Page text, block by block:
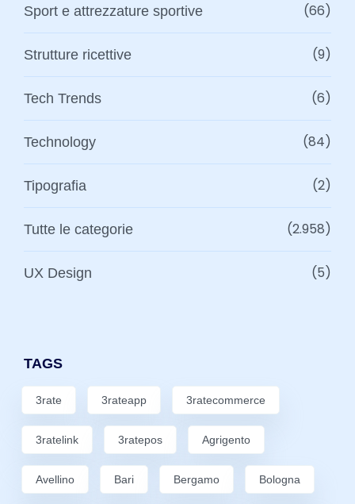
Sport e attrezzature sportive (66)
Strutture ricettive (9)
Tech Trends (6)
Technology (84)
Tipografia (2)
Tutte le categorie (2.958)
UX Design (5)
TAGS
3rate 3rateapp 3ratecommerce
3ratelink 3ratepos Agrigento
Avellino Bari Bergamo Bologna